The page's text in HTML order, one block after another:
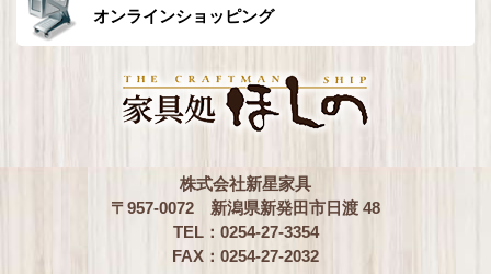
オンラインショッピング
株式会社新星家具
〒957-0072 新潟県新発田市日渡 48
TEL：0254-27-3354
FAX：0254-27-2032